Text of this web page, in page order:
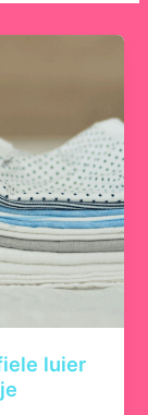
luier